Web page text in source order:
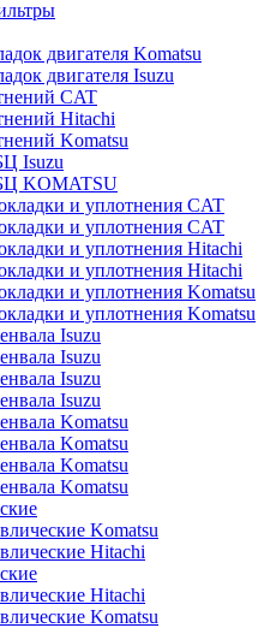
двигателя Komatsu
двигателя Isuzu
CAT
Hitachi
Komatsu
Isuzu
KOMATSU
и уплотнения CAT
и уплотнения CAT
и уплотнения Hitachi
и уплотнения Hitachi
и уплотнения Komatsu
и уплотнения Komatsu
Isuzu
Isuzu
Isuzu
Isuzu
Komatsu
Komatsu
Komatsu
Komatsu
Komatsu
Hitachi
Hitachi
Komatsu